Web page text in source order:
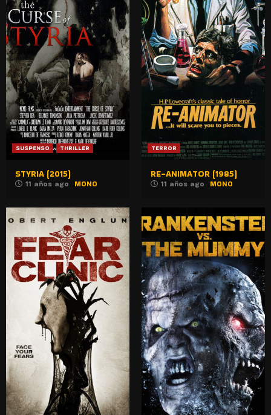
SUSPENSO THRILLER
STYRIA (2015)
11 años ago MONO
TERROR
RE-ANIMATOR (1985)
11 años ago MONO